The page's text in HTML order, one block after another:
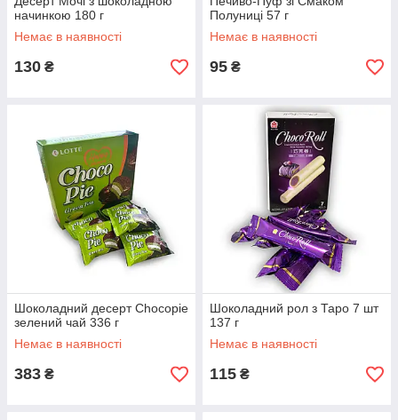
начинкою 180 г
Немає в наявності
130 ₴
Полуниці 57 г
Немає в наявності
95 ₴
Шоколадний десерт Chocopie
зелений чай 336 г
Немає в наявності
383 ₴
Шоколадний рол з Таро 7 шт
137 г
Немає в наявності
115 ₴